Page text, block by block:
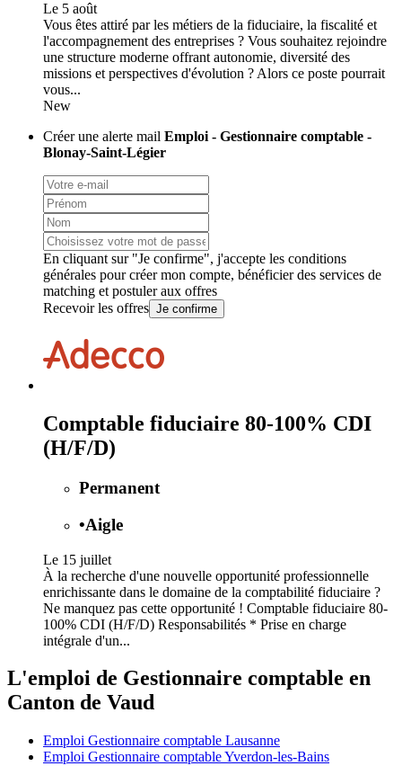
Le 5 août
Vous êtes attiré par les métiers de la fiduciaire, la fiscalité et
l'accompagnement des entreprises ? Vous souhaitez rejoindre
une structure moderne offrant autonomie, diversité des
missions et perspectives d'évolution ? Alors ce poste pourrait
vous...
New
Créer une alerte mail Emploi - Gestionnaire comptable -
Blonay-Saint-Légier
En cliquant sur "Je confirme", j'accepte les conditions
générales pour créer mon compte, bénéficier des services de
matching et postuler aux offres
Recevoir les offres Je confirme
Comptable fiduciaire 80-100% CDI
(H/F/D)
Permanent
•Aigle
Le 15 juillet
À la recherche d'une nouvelle opportunité professionnelle
enrichissante dans le domaine de la comptabilité fiduciaire ?
Ne manquez pas cette opportunité ! Comptable fiduciaire 80-
100% CDI (H/F/D) Responsabilités * Prise en charge
intégrale d'un...
L'emploi de Gestionnaire comptable en
Canton de Vaud
Emploi Gestionnaire comptable Lausanne
Emploi Gestionnaire comptable Yverdon-les-Bains